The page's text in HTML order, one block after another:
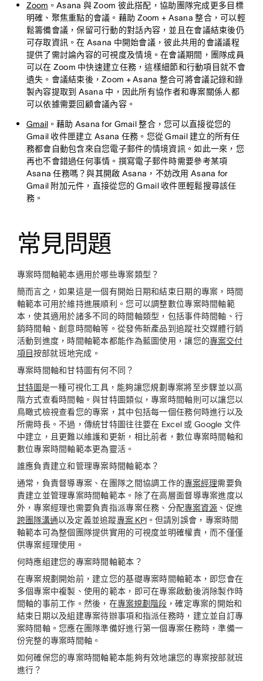
Zoom 。Asana 與 Zoom 彼此搭配，協助團隊完成更多目標
明確、聚焦重點的會議。藉助 Zoom + Asana 整合，可以輕
鬆籌備會議，保留可行動的對話內容，並且在會議結束後仍
可存取資訊。在 Asana 中開始會議，彼此共用的會議議程
提供了需討論內容的可視度及情境。在會議期間，團隊成員
可以在 Zoom 中快速建立任務，這樣細節和行動項目就不會
遺失。會議結束後，Zoom + Asana 整合可將會議記錄和錄
製內容提取到 Asana 中，因此所有協作者和專案關係人都
可以依據需要回顧會議內容。
Gmail。藉助 Asana for Gmail 整合，您可以直接從您的
Gmail 收件匣建立 Asana 任務。您從 Gmail 建立的所有任
務都會自動包含來自您電子郵件的情境資訊。如此一來，您
再也不會錯過任何事情。撰寫電子郵件時需要參考某項
Asana 任務嗎？與其開啟 Asana，不妨改用 Asana for
Gmail 附加元件，直接從您的 Gmail 收件匣輕鬆搜尋該任
務。
常見問題
專案時間軸範本適用於哪些專案類型？
簡而言之，如果這是一個有開始日期和結束日期的專案，時間
軸範本可用於維持進展順利。您可以調整數位專案時間軸範
本，使其適用於諸多不同的時間軸類型，包括事件時間軸、行
銷時間軸、創意時間軸等。從發佈新產品到追蹤社交媒體行銷
活動到進度，時間軸範本都能作為藍圖使用，讓您的專案交付
項目按部就班地完成。
專案時間軸和甘特圖有何不同？
甘特圖是一種可視化工具，能夠讓您規劃專案將至步驟並以高
階方式查看時間軸。與甘特圖類似，專案時間軸則可以讓您以
鳥瞰式檢視查看您的專案，其中包括每一個任務何時進行以及
所需時長。不過，傳統甘特圖往往要在 Excel 或 Google 文件
中建立，且更難以維護和更新，相比前者，數位專案時間軸和
數位專案時間軸範本更為靈活。
誰應負責建立和管理專案時間軸範本？
通常，負責督導專案、在團隊之間協調工作的專案經理需要負
責建立並管理專案時間軸範本。除了在高層面督導專案進度以
外，專案經理也需要負責指派專案任務、分配專案資源 、促進
跨團隊溝通以及定義並追蹤專案 KPI。但請別誤會，專案時間
軸範本可為整個團隊提供實用的可視度並明確權責，而不僅僅
供專案經理使用。
何時應組建您的專案時間軸範本？
在專案規劃開始前，建立您的基礎專案時間軸範本，即您會在
多個專案中複製、使用的範本，即可在專案啟動後消除製作時
間軸的事前工作。然後，在專案規劃階段 ，確定專案的開始和
結束日期以及組建專案待辦事項和指派任務時，建立並自訂專
案時間軸。您應在團隊準備好進行第一個專案任務時，準備一
份完整的專案時間軸。
如何確保您的專案時間軸範本能夠有效地讓您的專案按部就班
進行？